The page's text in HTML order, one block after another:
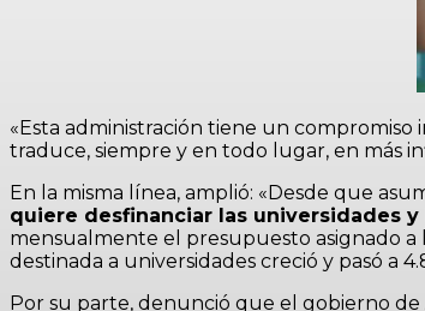
«Esta administración tiene un
traduce, siempre y en todo lugar, en más
En la misma línea, amplió: «Desde que
quiere desfinanciar las universidades
mensualmente el presupuesto asignado a
destinada a universidades creció y pasó a
Por su parte, denunció que el gobierno de